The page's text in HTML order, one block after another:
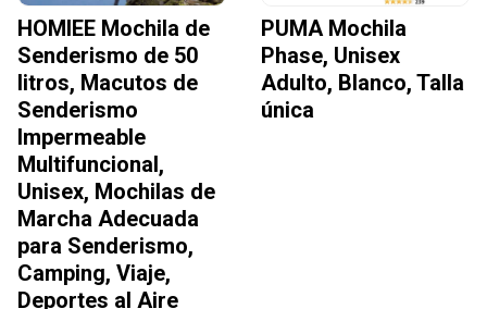
HOMIEE Mochila de
Senderismo de 50
litros, Macutos de
Senderismo
Impermeable
Multifuncional,
Unisex, Mochilas de
Marcha Adecuada
para Senderismo,
Camping, Viaje,
Deportes al Aire
PUMA Mochila
Phase, Unisex
Adulto, Blanco, Talla
única